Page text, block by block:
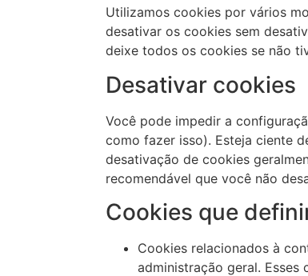
Utilizamos cookies por vários
desativar os cookies sem
deixe todos os cookies se não
Desativar cookies
Você pode impedir a
como fazer isso). Esteja ciente
desativação de cookies
recomendável que você não
Cookies que
Cookies relacionados à
administração geral. Esses